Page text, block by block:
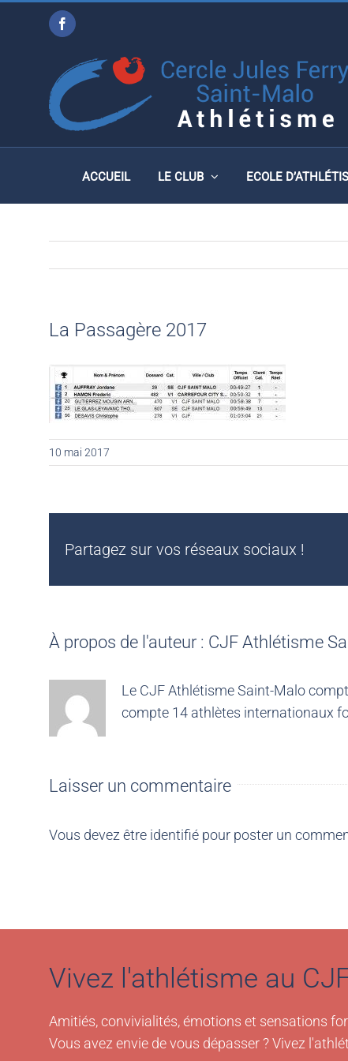
Facebook
ACCUEIL LE CLUB ECOLE
LA PASSAGÈRE 2017
La Passagère 2017
10 mai 2017
Partagez sur vos réseaux sociaux !
À propos de l'auteur : CJF Athlétisme
Le CJF Athlétisme Saint-Malo
compte 14 athlètes internationaux
Laisser un commentaire
Vous devez être identifié pour poster un
Vivez l'athlétisme au
Amitiés, convivialités, émotions et sensations
Vous avez envie de vous dépasser ? Vivez